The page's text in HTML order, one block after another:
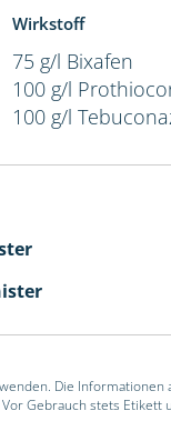
Wirkstoff
75 g/l Bixafen
100 g/l
100 g/l
Die
Gebrauch stets